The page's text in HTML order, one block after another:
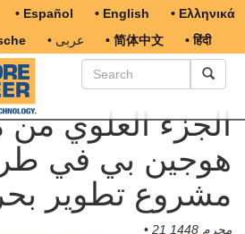
• Español • English
• Ελληνικά
• عربى • 简体中文 • हिंदी
الجزء العلوي
هوجين بي في
مشروع تطوير
• 21 محرم 1448